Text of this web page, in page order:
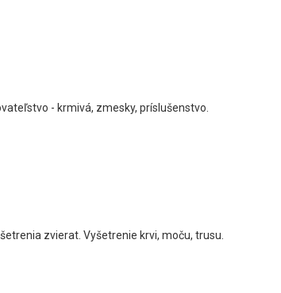
- krmivá, zmesky, príslušenstvo.
zvierat. Vyšetrenie krvi, moču, trusu.